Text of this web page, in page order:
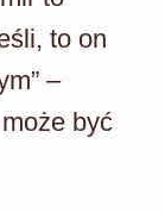
to on
–
być